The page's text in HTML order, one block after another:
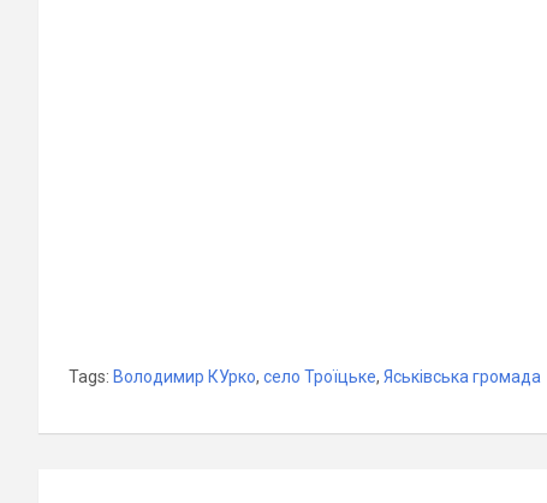
Tags: Володимир КУрко, село Троїцьке, Яськівська громада